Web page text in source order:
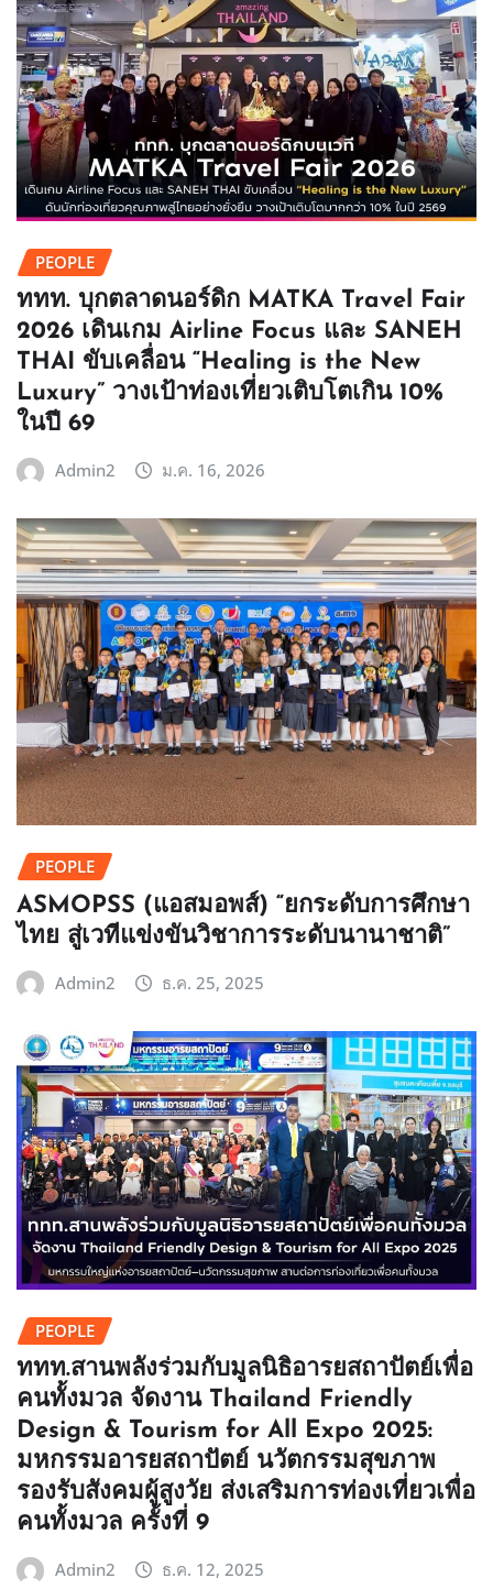
PEOPLE
ททท. บุกตลาดนอร์ดิก MATKA Travel Fair
2026 เดินเกม Airline Focus และ SANEH
THAI ขับเคลื่อน “Healing is the New
Luxury” วางเป้าท่องเที่ยวเติบโตเกิน 10%
ในปี 69
Admin2 ม.ค. 16, 2026
PEOPLE
ASMOPSS (แอสมอพส์) “ยกระดับการศึกษา
ไทย สู่เวทีแข่งขันวิชาการระดับนานาชาติ”
Admin2 ธ.ค. 25, 2025
PEOPLE
ททท.สานพลังร่วมกับมูลนิธิอารยสถาปัตย์เพื่อ
คนทั้งมวล จัดงาน Thailand Friendly
Design & Tourism for All Expo 2025:
มหกรรมอารยสถาปัตย์ นวัตกรรมสุขภาพ
รองรับสังคมผู้สูงวัย ส่งเสริมการท่องเที่ยวเพื่อ
คนทั้งมวล ครั้งที่ 9
Admin2 ธ.ค. 12, 2025